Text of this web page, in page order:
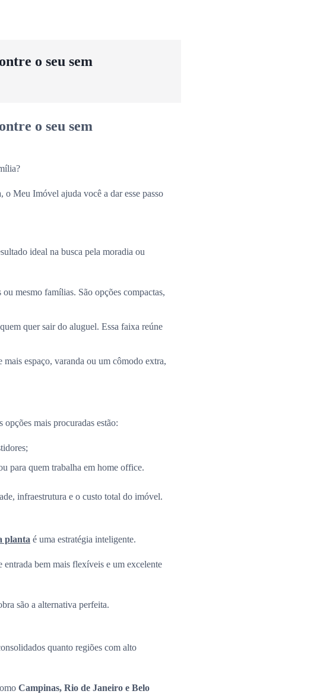
o seu sem
o seu sem
o Meu Imóvel ajuda você a dar esse passo
ideal na busca pela moradia ou
mesmo famílias. São opções compactas,
quer sair do aluguel. Essa faixa reúne
espaço, varanda ou um cômodo extra,
mais procuradas estão:
para quem trabalha em home office.
infraestrutura e o custo total do imóvel.
planta é uma estratégia inteligente.
entrada bem mais flexíveis e um excelente
são a alternativa perfeita.
quanto regiões com alto
Campinas, Rio de Janeiro e Belo